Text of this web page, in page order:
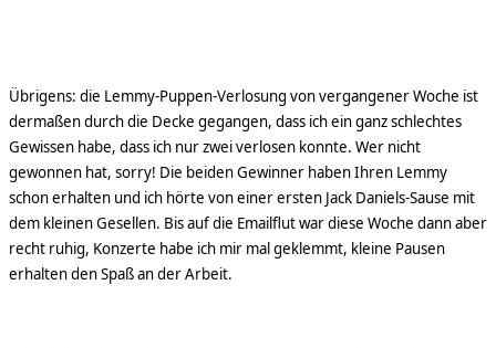
Übrigens: die Lemmy-Puppen-Verlosung von vergangener Woche ist
dermaßen durch die Decke gegangen, dass ich ein ganz schlechtes
Gewissen habe, dass ich nur zwei verlosen konnte. Wer nicht
gewonnen hat, sorry! Die beiden Gewinner haben Ihren Lemmy
schon erhalten und ich hörte von einer ersten Jack Daniels-Sause mit
dem kleinen Gesellen. Bis auf die Emailflut war diese Woche dann aber
recht ruhig, Konzerte habe ich mir mal geklemmt, kleine Pausen
erhalten den Spaß an der Arbeit.